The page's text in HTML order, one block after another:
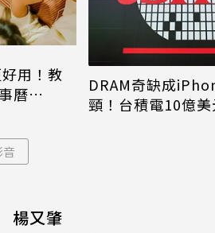
用！教
曆
DRAM奇缺成
頸！台積電10億
楊又肇